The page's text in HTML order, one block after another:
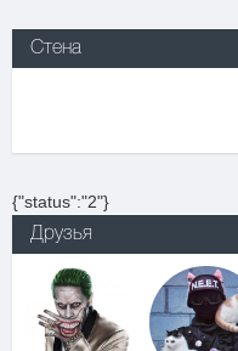
Стена
{"status":"2"}
Друзья